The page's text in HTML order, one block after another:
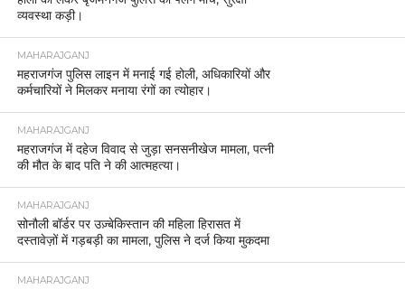
व्यवस्था कड़ी।
MAHARAJGANJ
महराजगंज पुलिस लाइन में मनाई गई होली, अधिकारियों और
कर्मचारियों ने मिलकर मनाया रंगों का त्योहार।
MAHARAJGANJ
महराजगंज में दहेज विवाद से जुड़ा सनसनीखेज मामला, पत्नी
की मौत के बाद पति ने की आत्महत्या।
MAHARAJGANJ
सोनौली बॉर्डर पर उज़्बेकिस्तान की महिला हिरासत में
दस्तावेज़ों में गड़बड़ी का मामला, पुलिस ने दर्ज किया मुकदमा
MAHARAJGANJ